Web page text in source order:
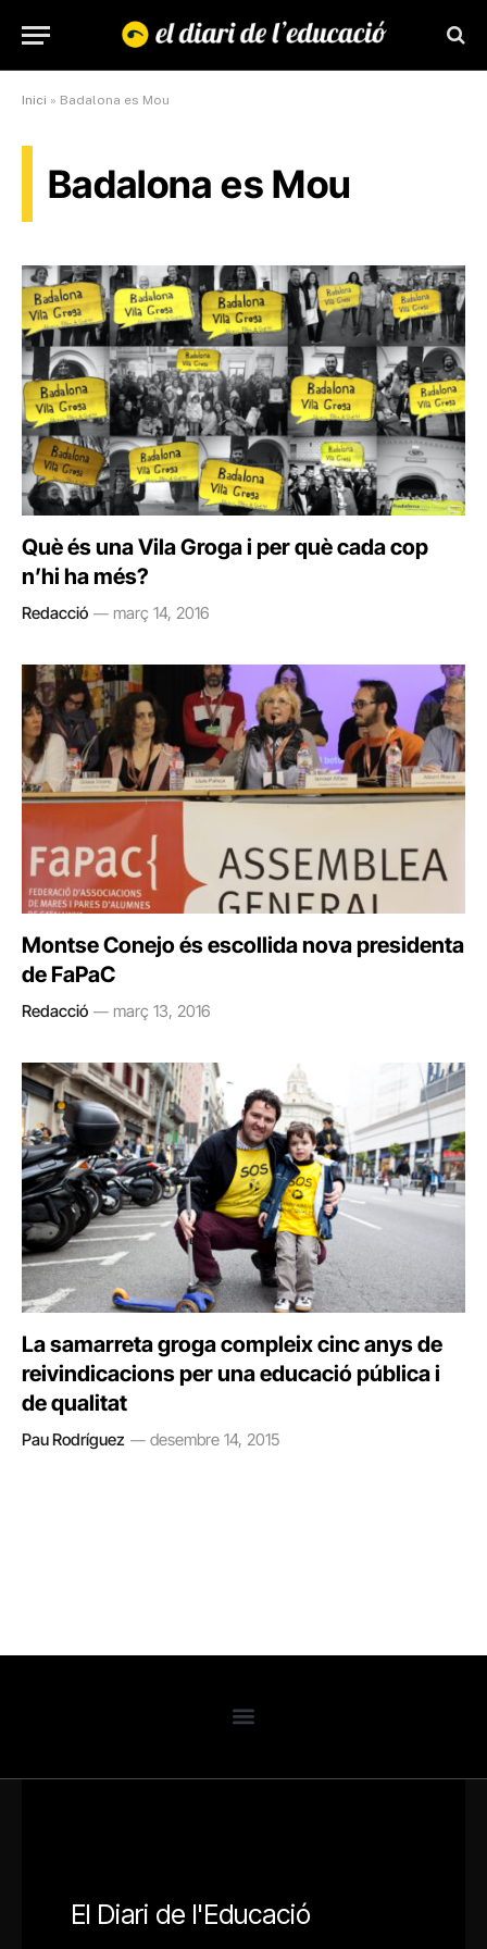
Inici » Badalona es Mou
Badalona es Mou
Què és una Vila Groga i per què cada cop
n’hi ha més?
Redacció març 14, 2016
Montse Conejo és escollida nova presidenta
de FaPaC
Redacció març 13, 2016
La samarreta groga compleix cinc anys de
reivindicacions per una educació pública i
de qualitat
Pau Rodríguez desembre 14, 2015